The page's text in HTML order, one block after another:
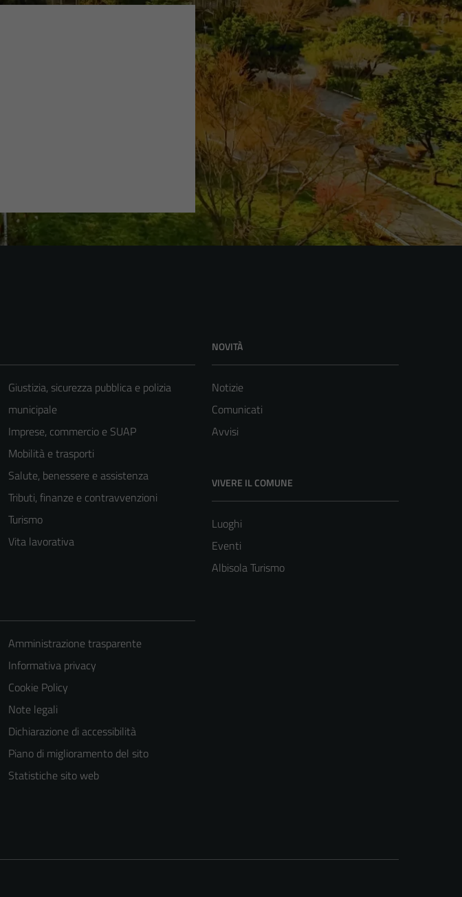
Giustizia, sicurezza pubblica e polizia
municipale
Imprese, commercio e SUAP
Mobilità e trasporti
Salute, benessere e assistenza
Tributi, finanze e contravvenzioni
Turismo
Vita lavorativa
NOVITÀ
Notizie
Comunicati
Avvisi
VIVERE IL COMUNE
Luoghi
Eventi
Albisola Turismo
Amministrazione trasparente
Informativa privacy
Cookie Policy
Note legali
Dichiarazione di accessibilità
Piano di miglioramento del sito
Statistiche sito web